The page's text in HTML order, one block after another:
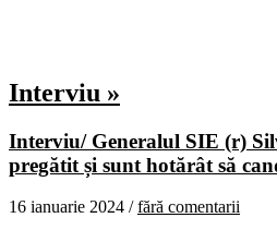
Interviu »
Interviu/ Generalul SIE (r)
pregătit și sunt hotărât să
16 ianuarie 2024 /fără comentarii